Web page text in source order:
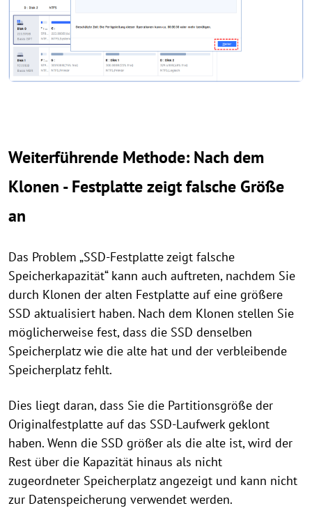
Weiterführende Methode: Nach dem
Klonen - Festplatte zeigt falsche Größe
an
Das Problem „SSD-Festplatte zeigt falsche
Speicherkapazität“ kann auch auftreten, nachdem Sie
durch Klonen der alten Festplatte auf eine größere
SSD aktualisiert haben. Nach dem Klonen stellen Sie
möglicherweise fest, dass die SSD denselben
Speicherplatz wie die alte hat und der verbleibende
Speicherplatz fehlt.
Dies liegt daran, dass Sie die Partitionsgröße der
Originalfestplatte auf das SSD-Laufwerk geklont
haben. Wenn die SSD größer als die alte ist, wird der
Rest über die Kapazität hinaus als nicht
zugeordneter Speicherplatz angezeigt und kann nicht
zur Datenspeicherung verwendet werden.